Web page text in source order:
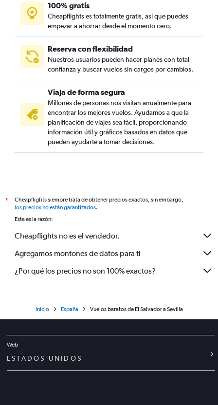
100% gratis
Cheapflights es totalmente gratis, así que puedes
empezar a ahorrar desde el momento cero.
Reserva con flexibilidad
Nuestros usuarios pueden hacer planes con total
confianza y buscar vuelos sin cargos por cambios.
Viaja de forma segura
Millones de personas nos visitan anualmente para
encontrar los mejores vuelos. Ayudamos a que la
planificación de viajes sea fácil, proporcionando
información útil y gráficos basados en datos que
pueden ayudarte a tomar decisiones.
*
Cheapflights siempre trata de obtener precios exactos, sin embargo,
los precios no están garantizados.
Esta es la razón:
Cheapflights no es el vendedor.
Agregamos montones de datos para ti
¿Por qué los precios no son 100% exactos?
Inicio España Vuelos baratos de El Salvador a Sevilla
Web
ESTADOS UNIDOS